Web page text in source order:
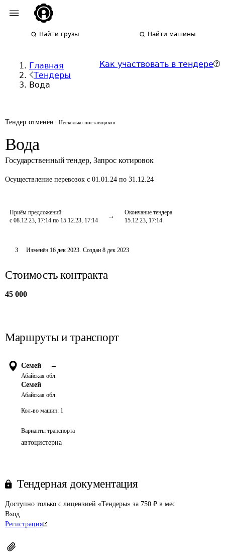
Найти грузы Найти машины
Главная
Тендеры
Вода
Как участвовать в тендере
Тендер отменён Несколько поставщиков
Вода
Государственный тендер, Запрос котировок
Осуществление перевозок с 01.01.24 по 31.12.24
Приём предложений
с 08.12.23, 17:14 по 15.12.23, 17:14
Окончание тендера
15.12.23, 17:14
3 Изменён 16 дек 2023. Создан 8 дек 2023
Стоимость контракта
45 000
Маршруты и транспорт
Семей →
Абайская обл.
Семей
Абайская обл.
Кол-во машин: 1
Варианты транспорта
автоцистерна
Тендерная документация
Доступно только с лицензией «Тендеры» за 750 ₽ в мес
Вход
Регистрация